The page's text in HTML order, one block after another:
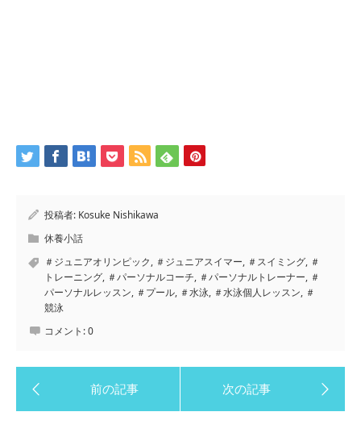
投稿者: Kosuke Nishikawa
休養小話
＃ジュニアオリンピック, ＃ジュニアスイマー, ＃スイミング, ＃
トレーニング, ＃パーソナルコーチ, ＃パーソナルトレーナー, ＃
パーソナルレッスン, ＃プール, ＃水泳, ＃水泳個人レッスン, ＃
競泳
コメント:0